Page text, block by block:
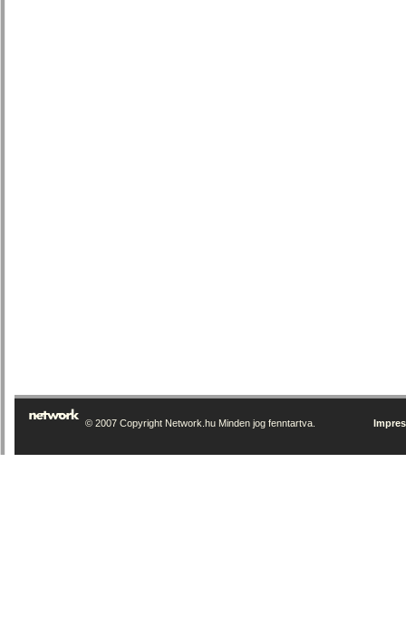
© 2007 Copyright Network.hu Minden jog fenntartva.